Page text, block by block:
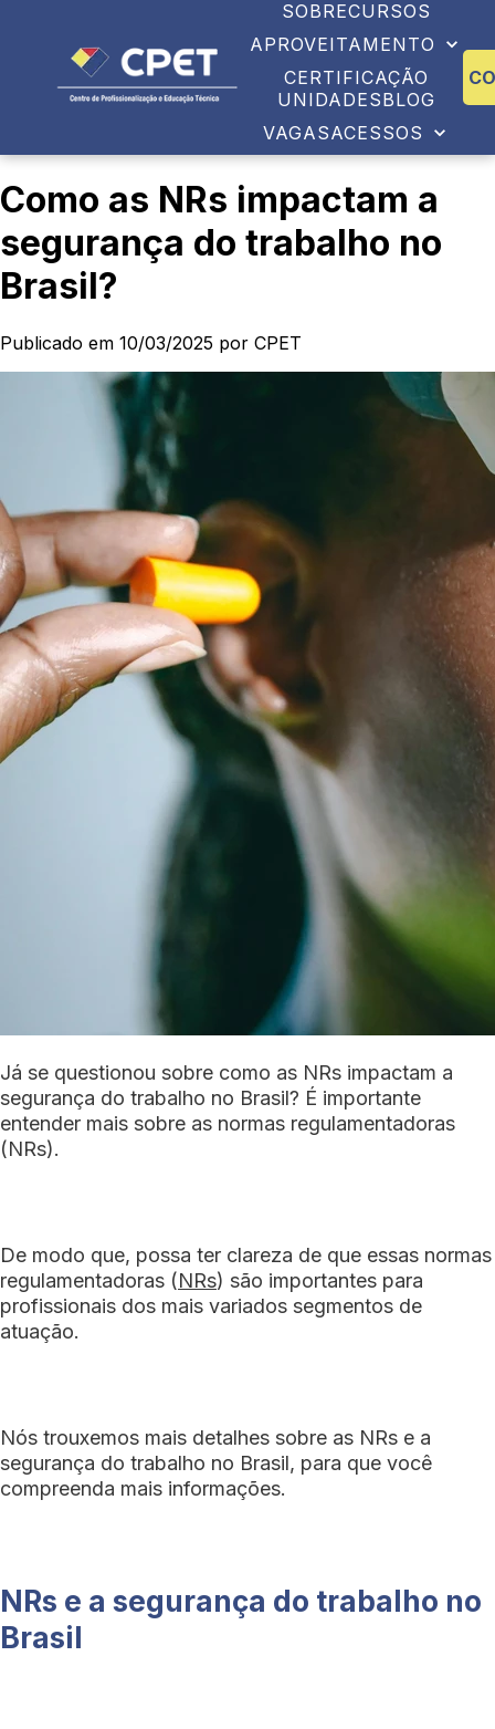
SOBRECURSOS
APROVEITAMENTO
CERTIFICAÇÃO
UNIDADESBLOG
VAGASACESSOS
Como as NRs impactam a
segurança do trabalho no
Brasil?
Publicado em 10/03/2025 por CPET
Já se questionou sobre como as NRs impactam a
segurança do trabalho no Brasil? É importante
entender mais sobre as normas regulamentadoras
(NRs).
De modo que, possa ter clareza de que essas normas
regulamentadoras (NRs) são importantes para
profissionais dos mais variados segmentos de
atuação.
Nós trouxemos mais detalhes sobre as NRs e a
segurança do trabalho no Brasil, para que você
compreenda mais informações.
NRs e a segurança do trabalho no
Brasil